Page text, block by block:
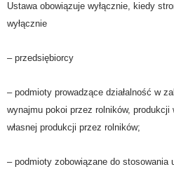
Ustawa obowiązuje wyłącznie, kiedy
wyłącznie
– przedsiębiorcy
– podmioty prowadzące działalność w
wynajmu pokoi przez rolników,
własnej produkcji przez rolników;
– podmioty zobowiązane do stosowania